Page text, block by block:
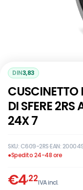
DIN3,83
CUSCINETTO
DI SFERE
24X 7
SKU:C609-2RS·EAN:
●Spedito 24-48 ore
€4,22IVA incl.